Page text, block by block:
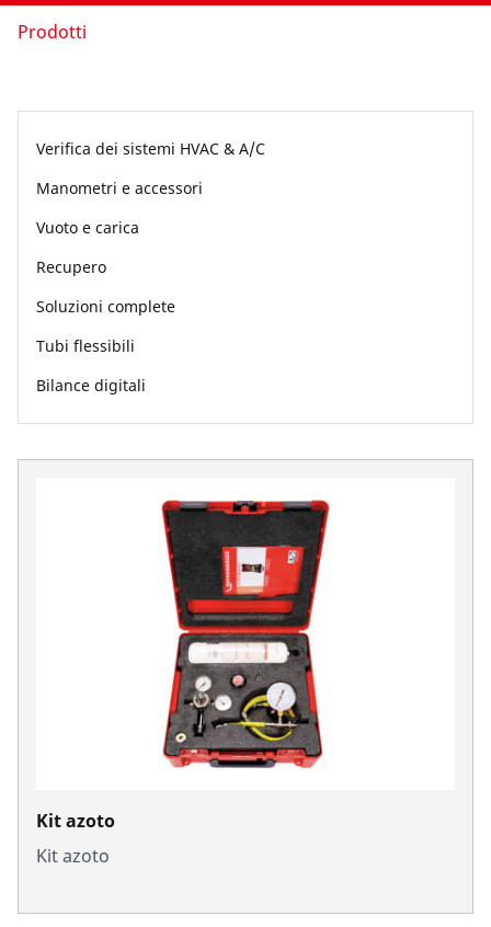
Azienda e eventi
Prodotti
Verifica dei sistemi HVAC & A/C
Manometri e accessori
Vuoto e carica
Recupero
Soluzioni complete
Tubi flessibili
Bilance digitali
Kit azoto
Kit azoto